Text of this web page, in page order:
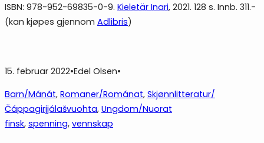
ISBN: 978-952-69835-0-9. Kieletär Inari, 2021. 128 s. Innb. 311.-
(kan kjøpes gjennom Adlibris)
15. februar 2022•Edel Olsen•
Barn/Mánát, Romaner/Románat, Skjønnlitteratur/
Čáppagirjjálašvuohta, Ungdom/Nuorat
finsk, spenning, vennskap